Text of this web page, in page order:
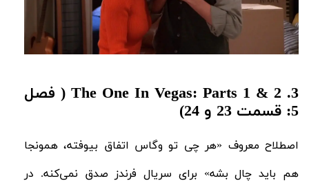
3. The One In Vegas: Parts 1 & 2 ( فصل
5: قسمت 23 و 24)
اصطلاح معروف «هر چی تو وگاس اتفاق بیوفته، همونجا
هم باید چال بشه» برای سریال فرندز صدق نمی‌کنه. در